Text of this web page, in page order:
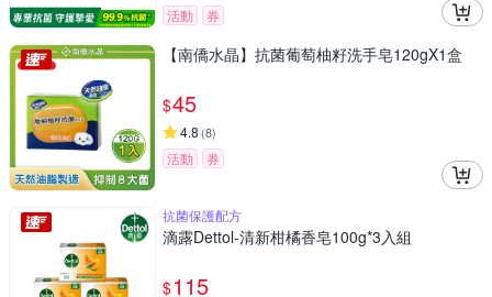
活動 券
【南僑水晶】抗菌葡萄柚籽洗手皂120gX1盒
$45
4.8 (8)
活動 券
抗菌保護配方
滴露Dettol-清新柑橘香皂100g*3入組
$115